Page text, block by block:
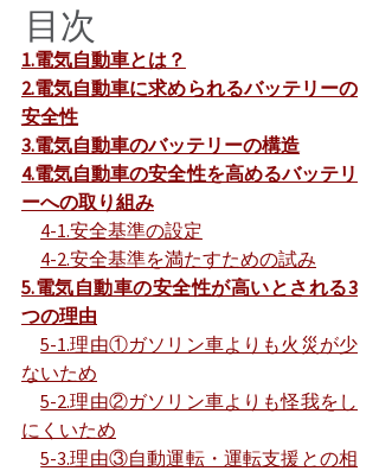
目次
1.電気自動車とは？
2.電気自動車に求められるバッテリーの
安全性
3.電気自動車のバッテリーの構造
4.電気自動車の安全性を高めるバッテリ
ーへの取り組み
4-1.安全基準の設定
4-2.安全基準を満たすための試み
5.電気自動車の安全性が高いとされる3
つの理由
5-1.理由①ガソリン車よりも火災が少
ないため
5-2.理由②ガソリン車よりも怪我をし
にくいため
5-3.理由③自動運転・運転支援との相